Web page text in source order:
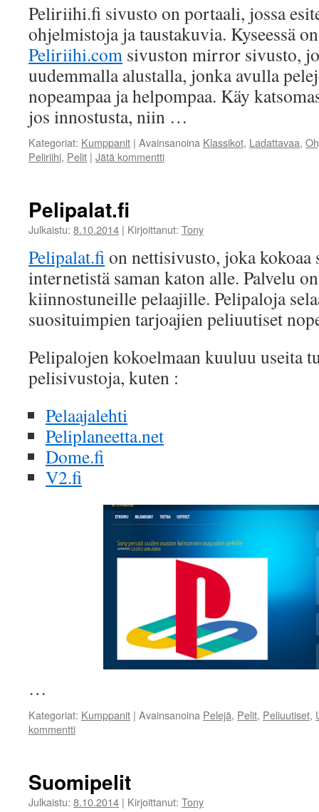
Peliriihi.fi sivusto on portaali, jossa
ohjelmistoja ja taustakuvia. Kyseessä
Peliriihi.com sivuston mirror sivusto,
uudemmalla alustalla, jonka avulla
nopeampaa ja helpompaa. Käy
jos innostusta, niin …
Kategoriat: Kumppanit | Avainsanoina Klassikot, Ladattavaa,
Peliriihi, Pelit | Jätä kommentti
Pelipalat.fi
Julkaistu: 8.10.2014 | Kirjoittanut: Tony
Pelipalat.fion nettisivusto, joka
internetistä saman katon alle. Palvelu
kiinnostuneille pelaajille. Pelipaloja
suosituimpien tarjoajien peliuutiset
Pelipalojen kokoelmaan kuuluu useita
pelisivustoja, kuten :
Pelaajalehti
Peliplaneetta.net
Dome.fi
V2.fi
…
Kategoriat: Kumppanit | Avainsanoina Pelejä, Pelit, Peliuutiset,
kommentti
Suomipelit
Julkaistu: 8.10.2014 | Kirjoittanut: Tony